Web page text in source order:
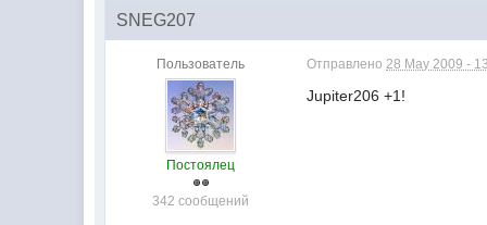
SNEG207
Пользователь
Постоялец
342 сообщений
Отправлено28 May 2009 -
Jupiter206 +1!